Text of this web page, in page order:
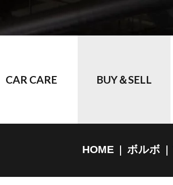
CAR CARE BUY＆SELL
HOME ボルボ